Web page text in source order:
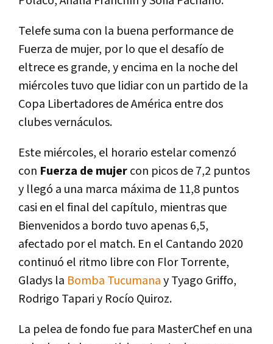
Telefe suma con la buena performance de
Fuerza de mujer, por lo que el desafío de
eltrece es grande, y encima en la noche del
miércoles tuvo que lidiar con un partido de la
Copa Libertadores de América entre dos
clubes vernáculos.
Este miércoles, el horario estelar comenzó
con Fuerza de mujercon picos de 7,2 puntos
y llegó a una marca máxima de 11,8 puntos
casi en el final del capítulo, mientras que
Bienvenidos a bordo tuvo apenas 6,5,
afectado por el match. En el Cantando 2020
continuó el ritmo libre con Flor Torrente,
Gladys la Bomba Tucumanay Tyago Griffo,
Rodrigo Tapari y Rocío Quiroz.
La pelea de fondo fue para MasterChef en una